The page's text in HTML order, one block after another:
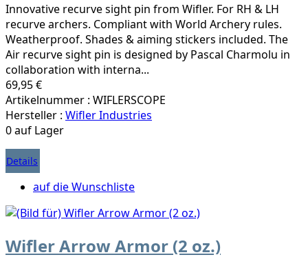
Innovative recurve sight pin from Wifler. For RH & LH
recurve archers. Compliant with World Archery rules.
Weatherproof. Shades & aiming stickers included. The
Air recurve sight pin is designed by Pascal Charmolu in
collaboration with interna...
69,95 €
Artikelnummer : WIFLERSCOPE
Hersteller : Wifler Industries
0 auf Lager
Details
auf die Wunschliste
Wifler Arrow Armor (2 oz.)